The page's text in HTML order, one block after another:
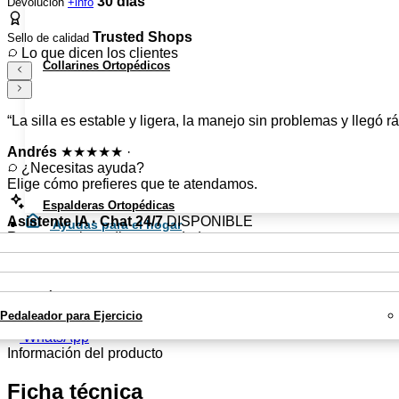
Collarines Ortopédicos
Espalderas Ortopédicas
Ayudas para el hogar
Asientos y Sillas para Bañera
Colchones Antiescaras
Sillas de Ruedas
Pie Diabético
Pedaleador para Ejercicio
X
Sello de calidad Trusted Shops
Lo que dicen los clientes
“La silla es estable y ligera, la manejo sin problemas y llegó
Andrés ★★★★★ ·
¿Necesitas ayuda?
Elige cómo prefieres que te atendamos.
Asistente IA · Chat 24/7 DISPONIBLE
Respuesta inmediata para dudas comunes
Responde en menos de 5 minutos
Chat
👩‍⚕️
Resolución en menos de 24 horas
WhatsApp
Información del producto
Ficha técnica